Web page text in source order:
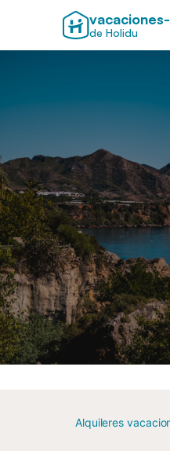
de Holidu
Alquileres